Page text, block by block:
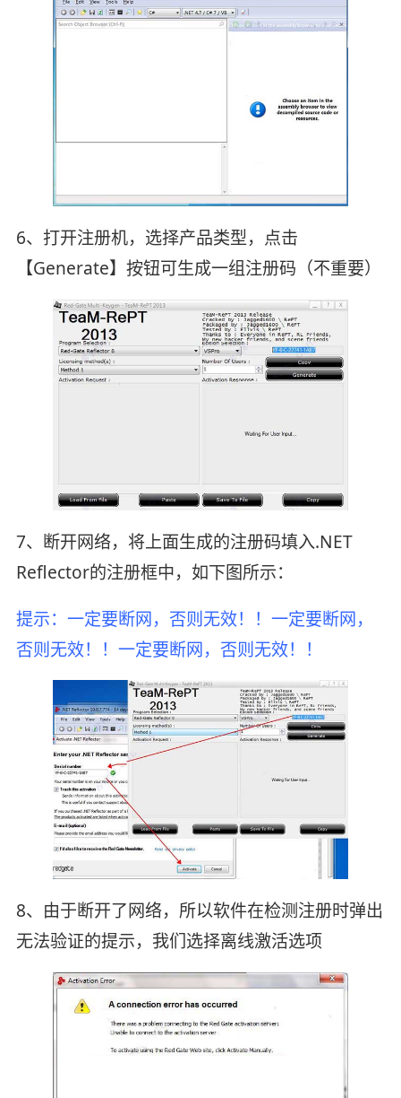
6、打开注册机，选择产品类型，点击
【Generate】按钮可生成一组注册码（不重要）
7、断开网络，将上面生成的注册码填入.NET
Reflector的注册框中，如下图所示：
提示：一定要断网，否则无效！！ 一定要断网，
否则无效！！ 一定要断网，否则无效！！
8、由于断开了网络，所以软件在检测注册时弹出
无法验证的提示，我们选择离线激活选项